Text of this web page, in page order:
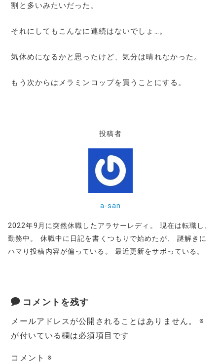
割と多いみたいだった。
それにしてもこんなに連続はないでしょ…。
気休めになるかと思ったけど、気分は晴れなかった。
もう次からはメラミンコップを買うことにする。
投稿者
a-san
2022年9月に突然休職したアラサーレディ。 現在は転職し、
勤務中。 休職中に日記を書くつもりで始めたが、 謎解きに
ハマり投稿内容が偏っている。 最近更新をサボっている。
コメントを残す
メールアドレスが公開されることはありません。
※
が付いている欄は必須項目です
コメント※